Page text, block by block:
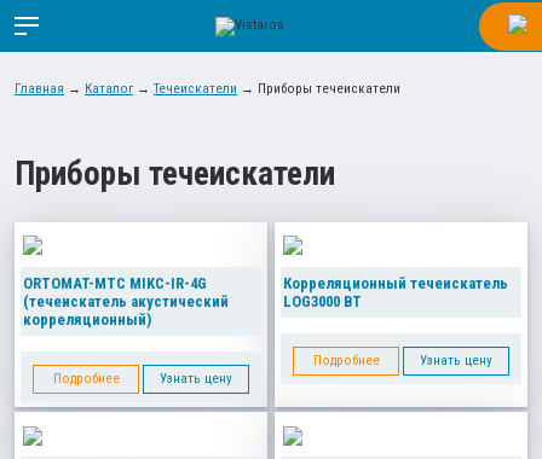
Главная → Каталог → Течеискатели → Приборы течеискатели
Приборы течеискатели
ORTOMAT-MTC MIKC-IR-4G
(течеискатель акустический
корреляционный)
Подробнее Узнать цену
Корреляционный течеискатель
LOG3000 BT
Подробнее Узнать цену